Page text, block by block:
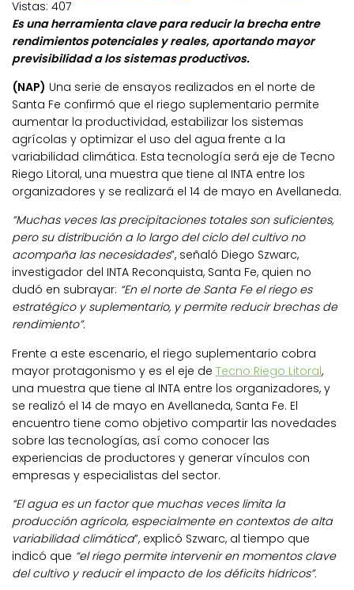
Vistas: 407
Es una herramienta clave para reducir la brecha entre
rendimientos potenciales y reales, aportando mayor
previsibilidad a los sistemas productivos.
(NAP) Una serie de ensayos realizados en el norte de
Santa Fe confirmó que el riego suplementario permite
aumentar la productividad, estabilizar los sistemas
agrícolas y optimizar el uso del agua frente a la
variabilidad climática. Esta tecnología será eje de Tecno
Riego Litoral, una muestra que tiene al INTA entre los
organizadores y se realizará el 14 de mayo en Avellaneda.
“Muchas veces las precipitaciones totales son suficientes,
pero su distribución a lo largo del ciclo del cultivo no
acompaña las necesidades”, señaló Diego Szwarc,
investigador del INTA Reconquista, Santa Fe, quien no
dudó en subrayar: “En el norte de Santa Fe el riego es
estratégico y suplementario, y permite reducir brechas de
rendimiento”.
Frente a este escenario, el riego suplementario cobra
mayor protagonismo y es el eje de Tecno Riego Litoral,
una muestra que tiene al INTA entre los organizadores, y
se realizó el 14 de mayo en Avellaneda, Santa Fe. El
encuentro tiene como objetivo compartir las novedades
sobre las tecnologías, así como conocer las
experiencias de productores y generar vínculos con
empresas y especialistas del sector.
“El agua es un factor que muchas veces limita la
producción agrícola, especialmente en contextos de alta
variabilidad climática”, explicó Szwarc, al tiempo que
indicó que “el riego permite intervenir en momentos clave
del cultivo y reducir el impacto de los déficits hídricos”.